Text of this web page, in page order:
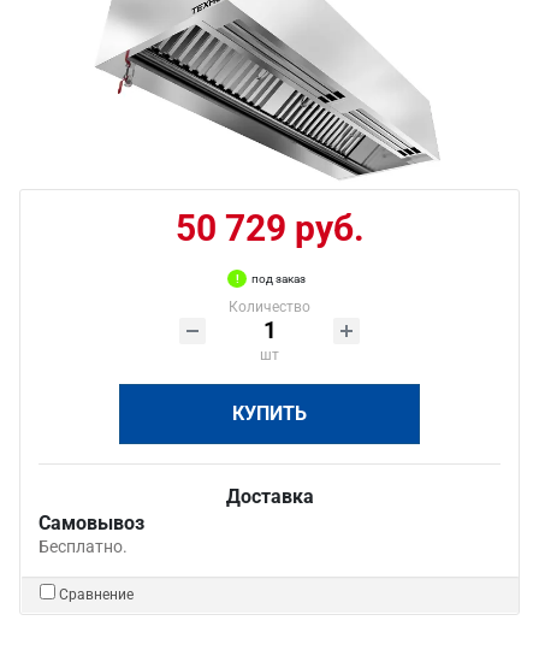
50 729 руб.
под заказ
Количество
шт
КУПИТЬ
Доставка
Самовывоз
Бесплатно.
Сравнение